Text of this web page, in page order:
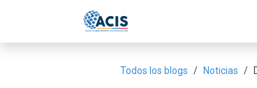
Todos los blogs Noticias